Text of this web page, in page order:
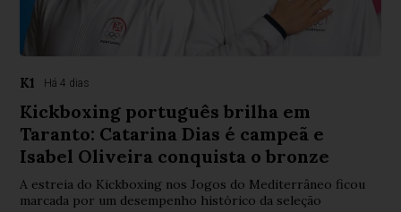
K1 Há 4 dias
Kickboxing português brilha em
Taranto: Catarina Dias é campeã e
Isabel Oliveira conquista o bronze
A estreia do Kickboxing nos Jogos do Mediterrâneo ficou
marcada por um desempenho histórico da seleção